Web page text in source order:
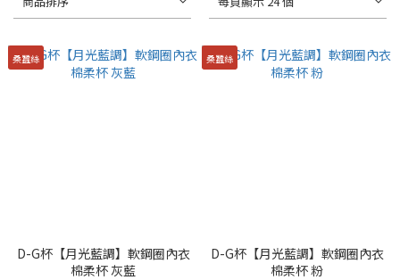
桑蠶絲
D-G杯【月光藍調】軟鋼圈內衣
棉柔杯 灰藍
桑蠶絲
D-G杯【月光藍調】軟鋼圈內衣
棉柔杯 粉